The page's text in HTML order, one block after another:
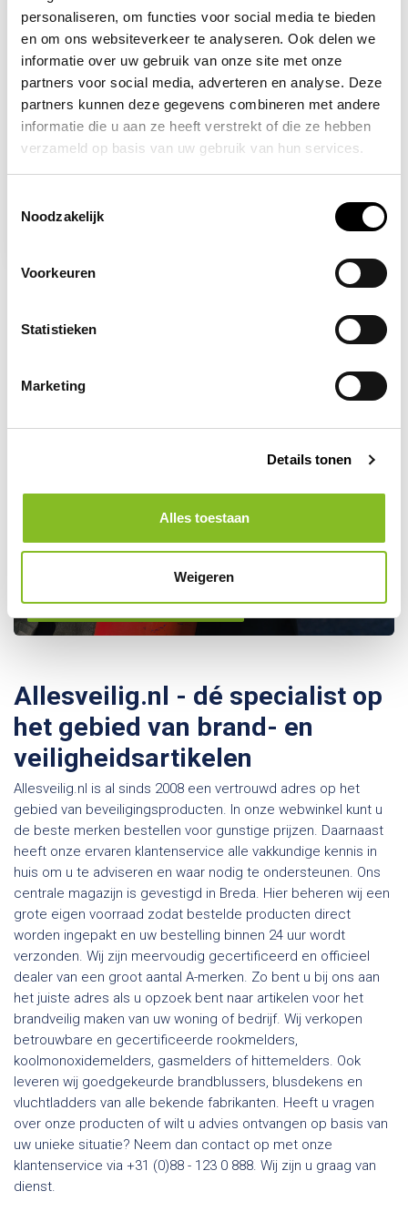
personaliseren, om functies voor social media te bieden
en om ons websiteverkeer te analyseren. Ook delen we
informatie over uw gebruik van onze site met onze
partners voor social media, adverteren en analyse. Deze
partners kunnen deze gegevens combineren met andere
informatie die u aan ze heeft verstrekt of die ze hebben
verzameld op basis van uw gebruik van hun services.
Noodzakelijk
Voorkeuren
Statistieken
Marketing
Details tonen
Alles toestaan
Weigeren
Op voorraad
3M
helmbevestiging
Kom je er toch niet helemaal
uit? Maak gebruik van onze
keuzehulp!
Gebruik onze keuzehulp
Allesveilig.nl - dé specialist op
het gebied van brand- en
veiligheidsartikelen
Allesveilig.nl is al sinds 2008 een vertrouwd adres op het
gebied van beveiligingsproducten. In onze webwinkel kunt u
de beste merken bestellen voor gunstige prijzen. Daarnaast
heeft onze ervaren klantenservice alle vakkundige kennis in
huis om u te adviseren en waar nodig te ondersteunen. Ons
centrale magazijn is gevestigd in Breda. Hier beheren wij een
grote eigen voorraad zodat bestelde producten direct
worden ingepakt en uw bestelling binnen 24 uur wordt
verzonden. Wij zijn meervoudig gecertificeerd en officieel
dealer van een groot aantal A-merken. Zo bent u bij ons aan
het juiste adres als u opzoek bent naar artikelen voor het
brandveilig maken van uw woning of bedrijf. Wij verkopen
betrouwbare en gecertificeerde rookmelders,
koolmonoxidemelders, gasmelders of hittemelders. Ook
leveren wij goedgekeurde brandblussers, blusdekens en
vluchtladders van alle bekende fabrikanten. Heeft u vragen
over onze producten of wilt u advies ontvangen op basis van
uw unieke situatie? Neem dan contact op met onze
klantenservice via +31 (0)88 - 123 0 888. Wij zijn u graag van
dienst.